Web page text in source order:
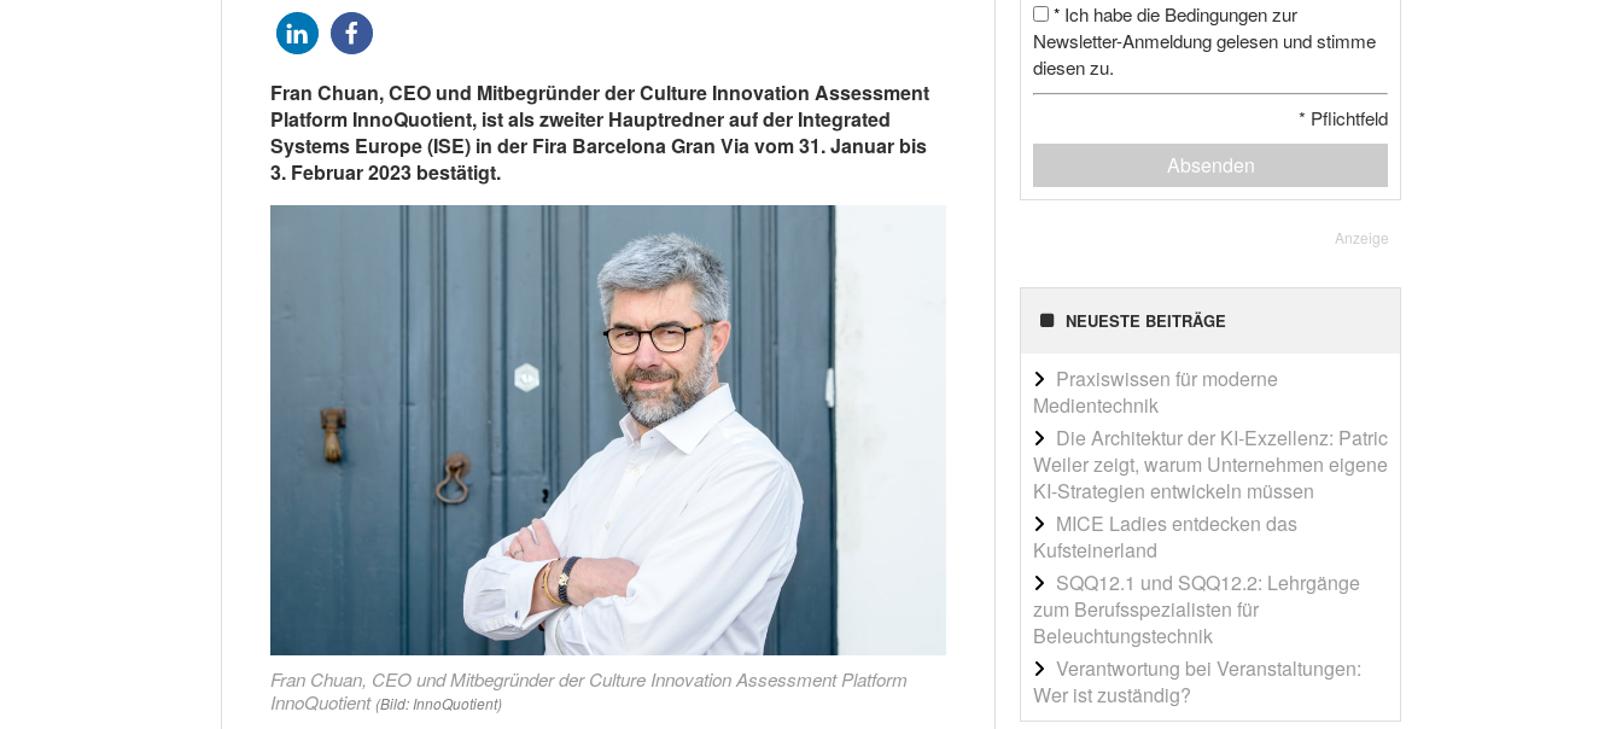
Fran Chuan, CEO und Mitbegründer der Culture Innovation Assessment
Platform InnoQuotient, ist als zweiter Hauptredner auf der Integrated
Systems Europe (ISE) in der Fira Barcelona Gran Via vom 31. Januar bis
3. Februar 2023 bestätigt.
Fran Chuan, CEO und Mitbegründer der Culture Innovation Assessment Platform
InnoQuotient (Bild: InnoQuotient)
* Ich habe die Bedingungen zur
Newsletter-Anmeldung gelesen und stimme
diesen zu.
* Pflichtfeld
Absenden
Anzeige
NEUESTE BEITRÄGE
Praxiswissen für moderne
Medientechnik
Die Architektur der KI-Exzellenz: Patric
Weiler zeigt, warum Unternehmen eigene
KI-Strategien entwickeln müssen
MICE Ladies entdecken das
Kufsteinerland
SQQ12.1 und SQQ12.2: Lehrgänge
zum Berufsspezialisten für
Beleuchtungstechnik
Verantwortung bei Veranstaltungen:
Wer ist zuständig?